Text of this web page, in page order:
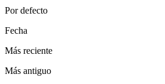
Por defecto
Fecha
Más reciente
Más antiguo